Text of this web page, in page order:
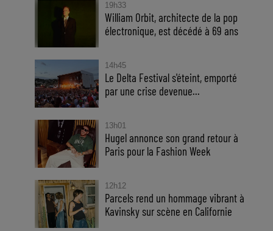
19h33
William Orbit, architecte de la pop
électronique, est décédé à 69 ans
14h45
Le Delta Festival s'éteint, emporté
par une crise devenue...
13h01
Hugel annonce son grand retour à
Paris pour la Fashion Week
12h12
Parcels rend un hommage vibrant à
Kavinsky sur scène en Californie